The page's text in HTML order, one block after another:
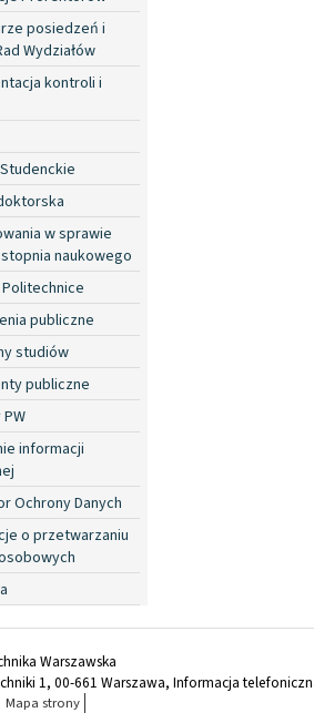
posiedzeń i
Wydziałów
kontroli i
w sprawie
naukowego
publiczne
studiów
publiczne
informacji
Ochrony Danych
o przetwarzaniu
Warszawska
1, 00-661 Warszawa, Informacja
Mapa strony